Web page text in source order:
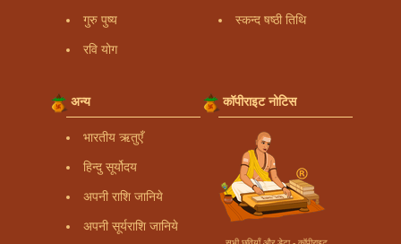
गुरु पुष्य
रवि योग
स्कन्द षष्ठी तिथि
अन्य
भारतीय ऋतुएँ
हिन्दु सूर्योदय
अपनी राशि जानिये
अपनी सूर्यराशि जानिये
कॉपीराइट नोटिस